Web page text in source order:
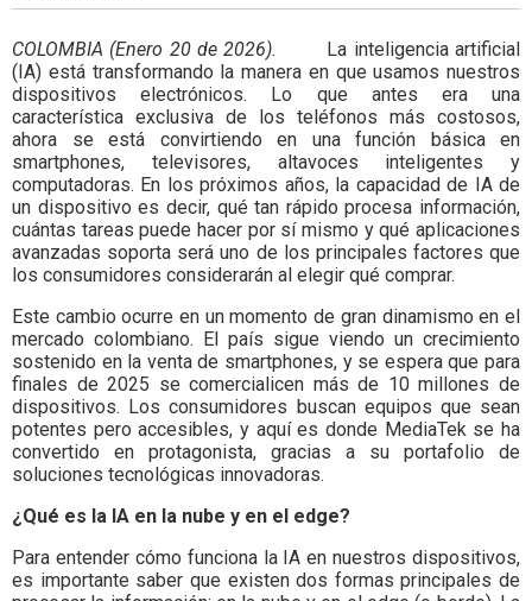
COLOMBIA (Enero 20 de 2026). La inteligencia artificial
(IA) está transformando la manera en que usamos nuestros
dispositivos electrónicos. Lo que antes era una
característica exclusiva de los teléfonos más costosos,
ahora se está convirtiendo en una función básica en
smartphones, televisores, altavoces inteligentes y
computadoras. En los próximos años, la capacidad de IA de
un dispositivo es decir, qué tan rápido procesa información,
cuántas tareas puede hacer por sí mismo y qué aplicaciones
avanzadas soporta será uno de los principales factores que
los consumidores considerarán al elegir qué comprar.
Este cambio ocurre en un momento de gran dinamismo en el
mercado colombiano. El país sigue viendo un crecimiento
sostenido en la venta de smartphones, y se espera que para
finales de 2025 se comercialicen más de 10 millones de
dispositivos. Los consumidores buscan equipos que sean
potentes pero accesibles, y aquí es donde MediaTek se ha
convertido en protagonista, gracias a su portafolio de
soluciones tecnológicas innovadoras.
¿Qué es la IA en la nube y en el edge?
Para entender cómo funciona la IA en nuestros dispositivos,
es importante saber que existen dos formas principales de